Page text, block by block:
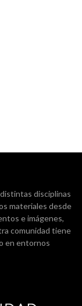
disciplinas
materiales desde
e imágenes,
comunidad tiene
en entornos